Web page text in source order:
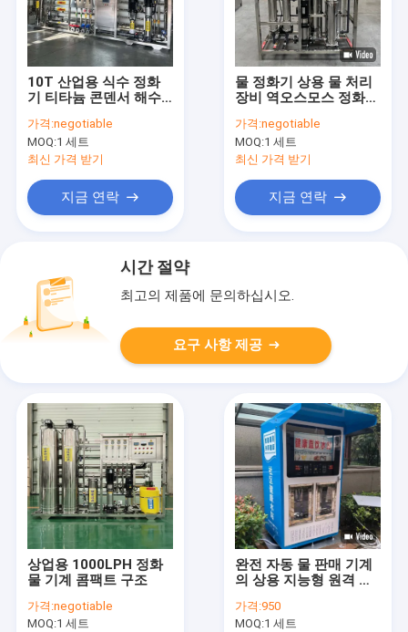
10T 산업용 식수 정화
기 티타늄 콘덴서 해수
스모스
가격:negotiable
MOQ:1 세트
최신 가격 받기
지금 연락
물 정화기 상용 물 처리
장비 역오스모스 정화
가격:negotiable
MOQ:1 세트
최신 가격 받기
지금 연락
시간 절약
최고의 제품에 문의하십시오.
요구 사항 제공
상업용 1000LPH 정화
물 기계 콤팩트 구조
가격:negotiable
MOQ:1 세트
완전 자동 물 판매 기계
의 상용 지능형 원격 모
가격:950
MOQ:1 세트